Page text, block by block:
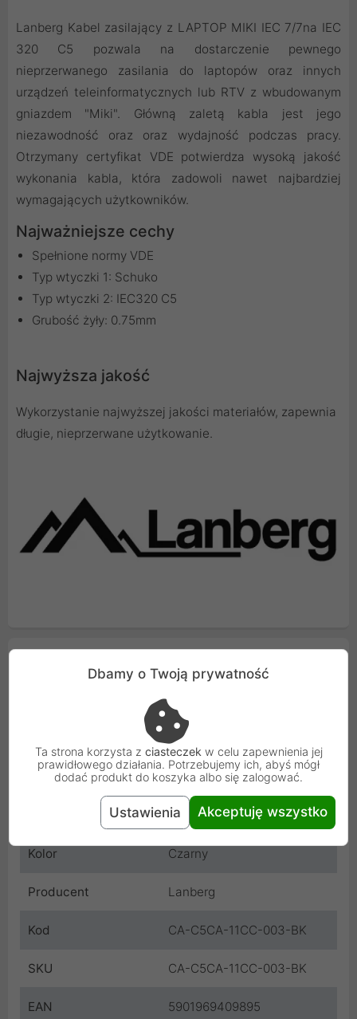
Lanberg Kabel zasilający z LAPTOP MIKI IEC 7/7na IEC
320 C5 pozwala na dostarczenie pewnego
nieprzerwanego zasilania do laptopów oraz innych
urządzeń teleinformatycznych lub RTV z wbudowanym
gniazdem "Miki". Główną zaletą kabla jest jego
niezawodność oraz oraz wydajność podczas pracy.
Otrzymany certyfikat VDE potwierdza wysoką jakość
wykonania kabla, która zadowoli nawet najbardziej
wymagających użytkowników.
Najważniejsze cechy
Spełnione normy VDE
Typ wtyczki 1: Schuko
Typ wtyczki 2: IEC320 C5
Grubość żyły: 0.75mm
Najwyższa jakość
Wykorzystanie najwyższej jakości materiałów, zapewnia
długie, nieprzerwane użytkowanie.
IEC320 C5
Rodzaj kabla Adapter
3 m
Kolor Czarny
Producent Lanberg
Kod CA-C5CA-11CC-003-BK
SKU CA-C5CA-11CC-003-BK
EAN 5901969409895
Dbamy o Twoją prywatność
Ta strona korzysta z ciasteczek w celu zapewnienia jej
prawidłowego działania. Potrzebujemy ich, abyś mógł
dodać produkt do koszyka albo się zalogować.
Ustawienia Akceptuję wszystko